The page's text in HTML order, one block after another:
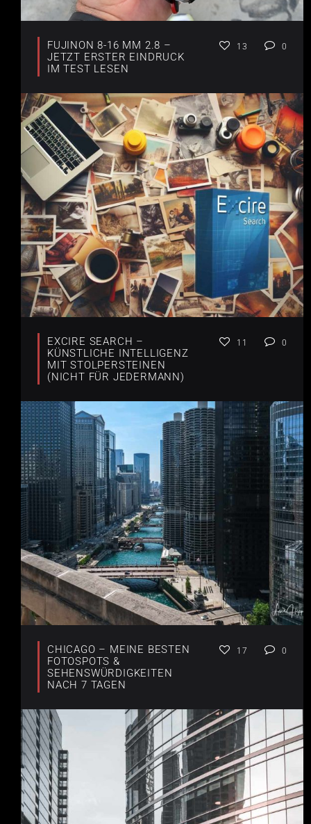
FUJINON 8-16 MM 2.8 –
JETZT ERSTER EINDRUCK
IM TEST LESEN
13 0
EXCIRE SEARCH –
KÜNSTLICHE INTELLIGENZ
MIT STOLPERSTEINEN
(NICHT FÜR JEDERMANN)
11 0
CHICAGO – MEINE BESTEN
FOTOSPOTS &
SEHENSWÜRDIGKEITEN
NACH 7 TAGEN
17 0